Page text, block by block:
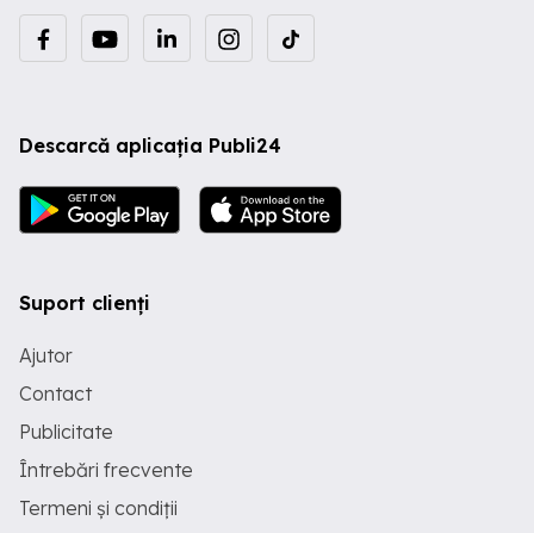
Descarcă aplicația Publi24
Suport clienți
Ajutor
Contact
Publicitate
Întrebări frecvente
Termeni și condiții